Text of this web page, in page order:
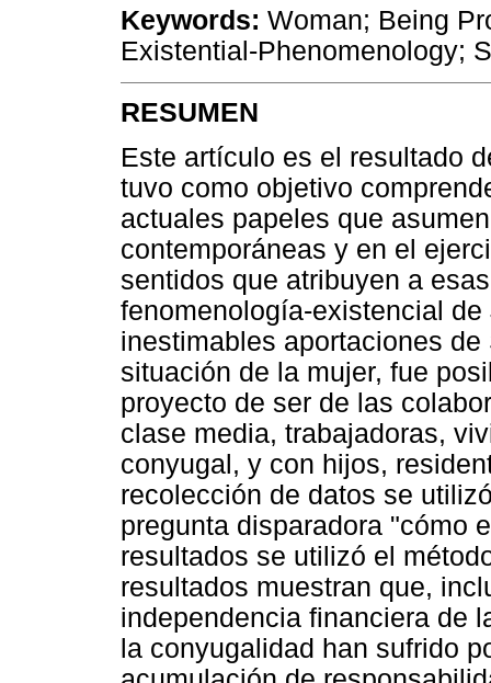
Keywords: Woman; Being
Existential-Phenomenology;
RESUMEN
Este artículo es el resultado
tuvo como objetivo
actuales papeles que
contemporáneas y en el
sentidos que atribuyen a
fenomenología-existencial
inestimables aportaciones
situación de la mujer, fue
proyecto de ser de las
clase media, trabajadoras,
conyugal, y con hijos,
recolección de datos se
pregunta disparadora "cómo
resultados se utilizó el
resultados muestran que,
independencia financiera de
la conyugalidad han sufrido